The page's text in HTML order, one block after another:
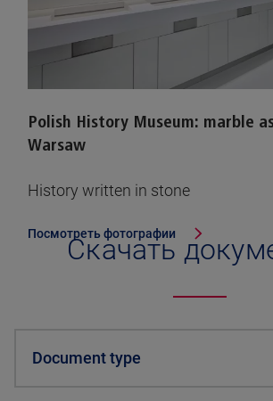
Polish History Museum: marble
Warsaw
History written in stone
Посмотреть фотографии
Скачать
Document type